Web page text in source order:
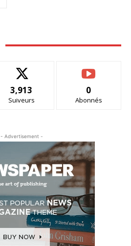
3,913
Suiveurs
0
Abonnés
- Advertisement -